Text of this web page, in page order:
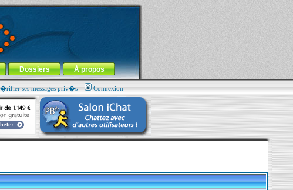
Dossiers À propos
ses messages priv�s Connexion